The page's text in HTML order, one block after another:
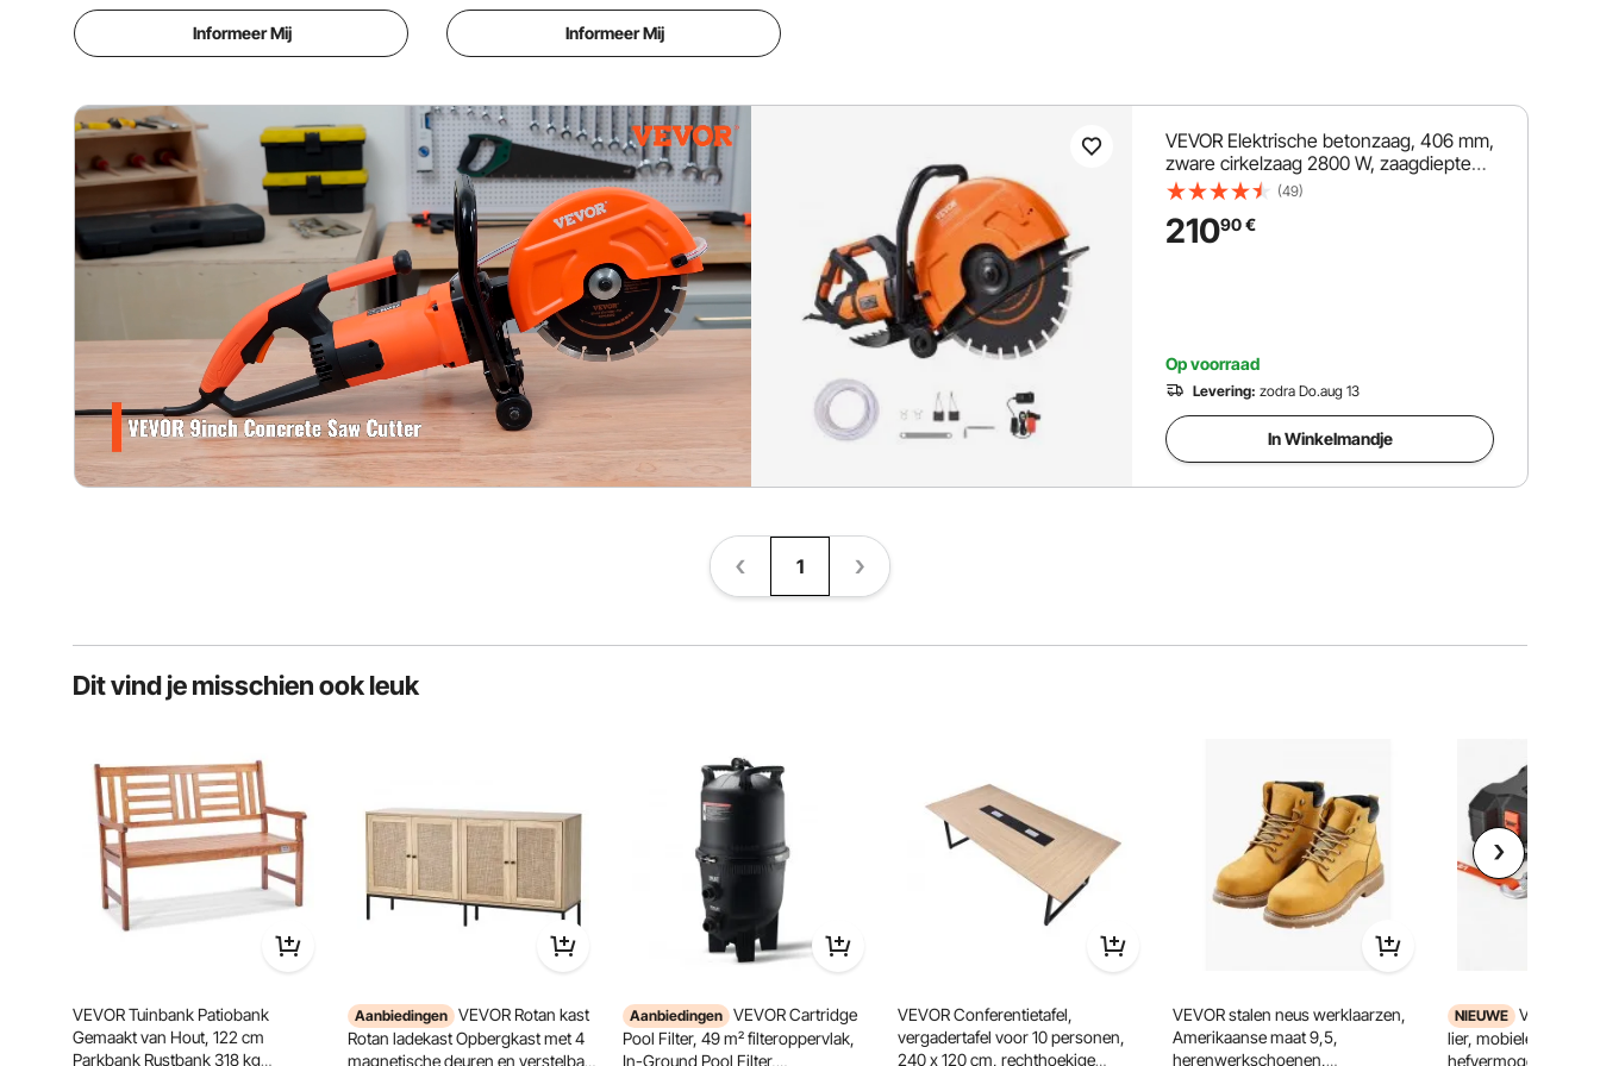
metselwerk en steen.
Informeer Mij
metselwerk en steen.
Informeer Mij
VEVOR Elektrische betonzaag, 406 mm,
zware cirkelzaag 2800 W, zaagdiepte
152 mm, nat/droog schijfzaag met
voor steen en baksteen
(49)
21090€
Op voorraad
Levering: zodra Do.aug 13
In Winkelmandje
1
Dit vind je misschien ook leuk
VEVOR Tuinbank Patiobank
Gemaakt van Hout, 122 cm
Parkbank Rustbank 318 kg
Aanbiedingen VEVOR Rotan kast
Rotan ladekast Opbergkast met 4
magnetische deuren en verstelbare
Aanbiedingen VEVOR Cartridge
Pool Filter, 49 m² filteroppervlak,
In-Ground Pool Filter,
VEVOR Conferentietafel,
vergadertafel voor 10 personen,
240 x 120 cm, rechthoekige
VEVOR stalen neus werklaarzen,
Amerikaanse maat 9,5,
herenwerkschoenen,
NIEUWE VEVOR
lier, mobiele lier met
hefvermogen van